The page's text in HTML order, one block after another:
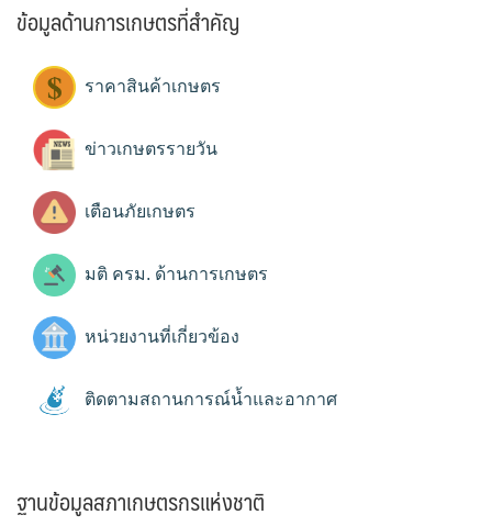
ข้อมูลด้านการเกษตรที่สำคัญ
ราคาสินค้าเกษตร
ข่าวเกษตรรายวัน
เตือนภัยเกษตร
มติ ครม. ด้านการเกษตร
หน่วยงานที่เกี่ยวข้อง
ติดตามสถานการณ์น้ำและอากาศ
ฐานข้อมูลสภาเกษตรกรแห่งชาติ